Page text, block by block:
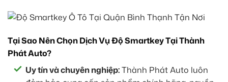
Tại Sao Nên Chọn Dịch Vụ Độ Smartkey Tại Thành
Phát Auto?
Uy tín và chuyên nghiệp:Thành Phát Auto luôn